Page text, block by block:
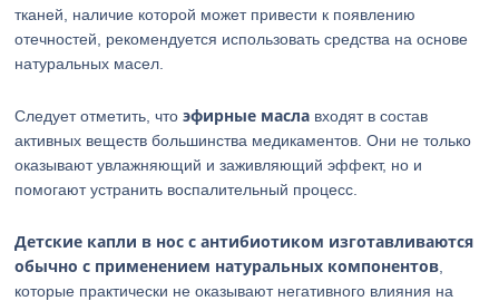
тканей, наличие которой может привести к появлению
отечностей, рекомендуется использовать средства на основе
натуральных масел.
Следует отметить, чтоэфирные масла входят в состав
активных веществ большинства медикаментов. Они не только
оказывают увлажняющий и заживляющий эффект, но и
помогают устранить воспалительный процесс.
Детские капли в нос с антибиотиком изготавливаются
обычно с применением натуральных компонентов
которые практически не оказывают негативного влияния на